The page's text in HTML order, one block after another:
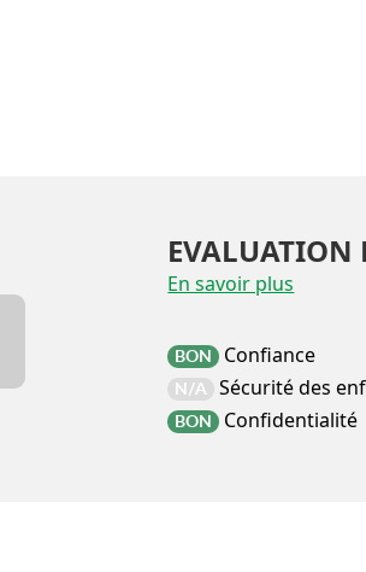
EVALUATION
En savoir plus
BON Confiance
N/A Sécurité des
BON Confidentialité